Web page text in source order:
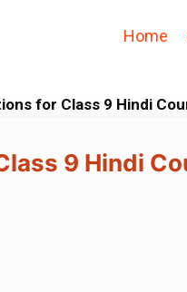
Home
for Class 9 Hindi
9 Hindi